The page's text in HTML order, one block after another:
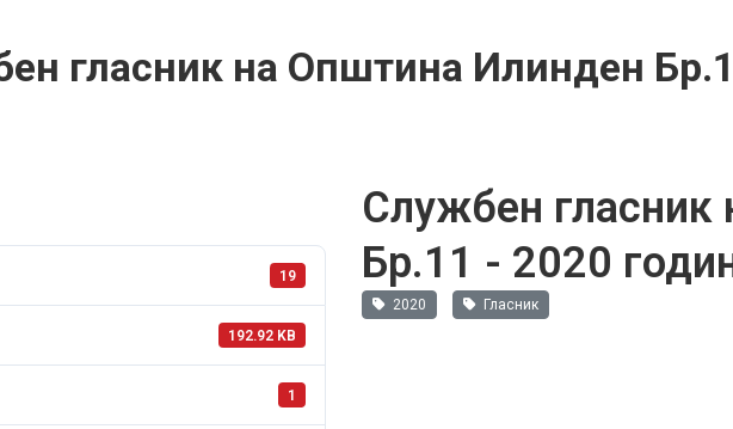
гласник на Општина Илинден
19
192.92 KB
1
Службен
Бр.11 - 2020
2020 Гласник